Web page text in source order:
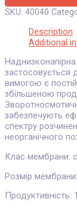
SKU: 40040
Description
Additional
застосовується
вимогою є
збільшеною
забезпечують
спектру
неорганічного
Клас мембрани:
Розмір мембрани: